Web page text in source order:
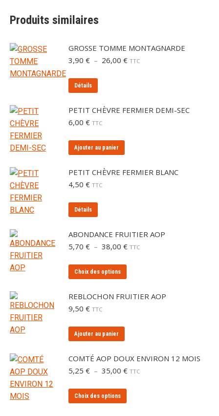
Produits similaires
GROSSE TOMME MONTAGNARDE
3,90 € – 26,00 €Plage
26,00 €
TTC
Détails
a
plusieurs
Les
options
peuvent
être
sur
la
page
du
PETIT CHÈVRE FERMIER DEMI-SEC
6,00 € TTC
Ajouter au panier
PETIT CHÈVRE FERMIER BLANC
4,50 € TTC
Détails
ABONDANCE FRUITIER AOP
5,70 € – 38,00 €Plage
38,00 €
TTC
Choix des options
a
peuvent
être
sur
la
REBLOCHON FRUITIER AOP
9,50 € TTC
Ajouter au panier
COMTÉ AOP DOUX ENVIRON 12 MOIS
5,25 € – 35,00 €Plage
TTC
Choix des options